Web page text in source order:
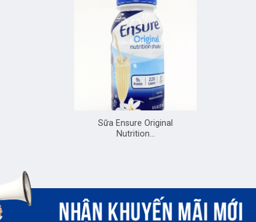
Sữa Ensure Original
Nutrition…